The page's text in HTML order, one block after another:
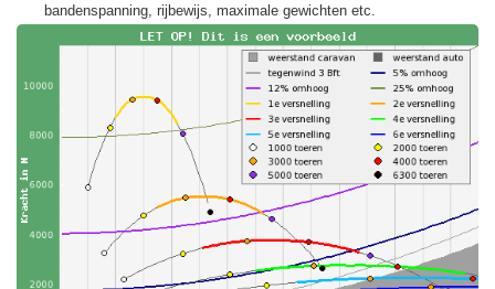
bandenspanning, rijbewijs, maximale gewichten etc.